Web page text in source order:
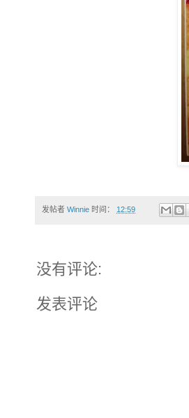
发帖者 Winnie 时间： 12:59
没有评论:
发表评论